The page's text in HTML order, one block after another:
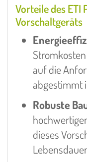
Vorteile des ETI
Vorschaltgeräts
auf die
abgestimmt
Robuste
dieses